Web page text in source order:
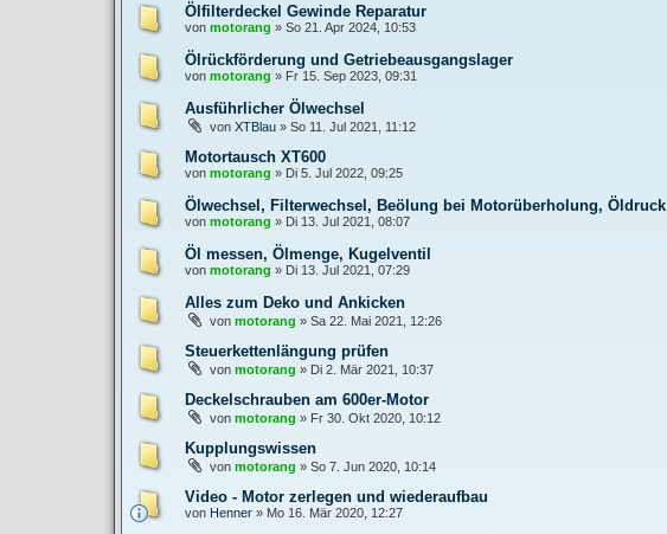
Ölfilterdeckel Gewinde Reparatur
von motorang » So 21. Apr 2024, 10:53
Ölrückförderung und Getriebeausgangslager
von motorang » Fr 15. Sep 2023, 09:31
Ausführlicher Ölwechsel
von XTBlau » So 11. Jul 2021, 11:12
Motortausch XT600
von motorang » Di 5. Jul 2022, 09:25
Ölwechsel, Filterwechsel, Beölung bei Motorüberholung, Öldruck
von motorang » Di 13. Jul 2021, 08:07
Öl messen, Ölmenge, Kugelventil
von motorang » Di 13. Jul 2021, 07:29
Alles zum Deko und Ankicken
von motorang » Sa 22. Mai 2021, 12:26
Steuerkettenlängung prüfen
von motorang » Di 2. Mär 2021, 10:37
Deckelschrauben am 600er-Motor
von motorang » Fr 30. Okt 2020, 10:12
Kupplungswissen
von motorang » So 7. Jun 2020, 10:14
Video - Motor zerlegen und wiederaufbau
von Henner » Mo 16. Mär 2020, 12:27